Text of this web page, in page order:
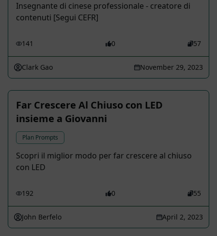
Insegnante di cinese professionale - creatore di
contenuti [Segui CEFR]
141 0 57
Clark Gao November 29, 2023
Far Crescere Al Chiuso con LED
insieme a Giovanni
Plan Prompts
Scopri il miglior modo per far crescere al chiuso
con LED
192 0 55
John Berfelo April 2, 2023